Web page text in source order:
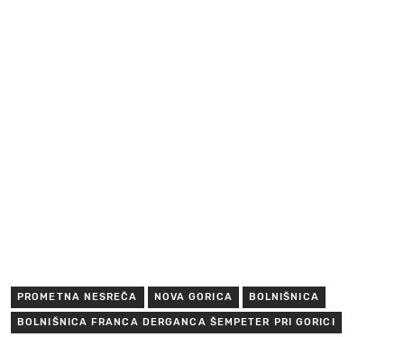
PROMETNA NESREČA NOVA GORICA BOLNIŠNICA
BOLNIŠNICA FRANCA DERGANCA ŠEMPETER PRI GORICI